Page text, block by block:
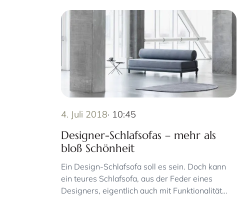
4. Juli 2018· 10:45
Designer-Schlafsofas – mehr als
bloß Schönheit
Ein Design-Schlafsofa soll es sein. Doch kann
ein teures Schlafsofa, aus der Feder eines
Designers, eigentlich auch mit Funktionalität